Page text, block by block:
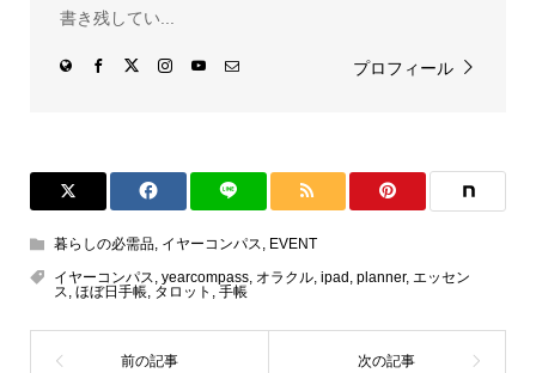
書き残してい...
プロフィール
暮らしの必需品, イヤーコンパス, EVENT
イヤーコンパス, yearcompass, オラクル, ipad , planner, エッセン
ス, ほぼ日手帳, タロット , 手帳